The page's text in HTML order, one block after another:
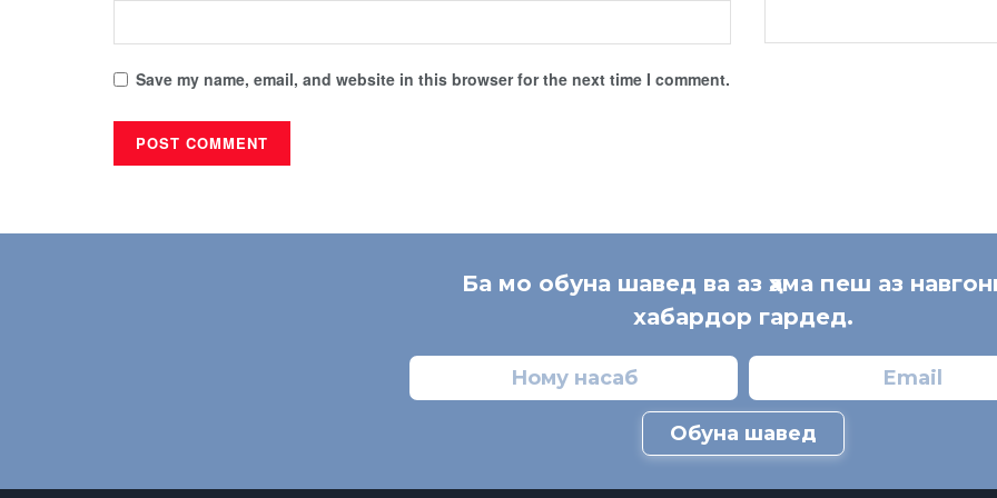
Save my name, email, and website in this browser for the next time I comment.
Ба мо обуна шавед ва аз ҳама пеш аз
хабардор гардед.
Обуна шавед